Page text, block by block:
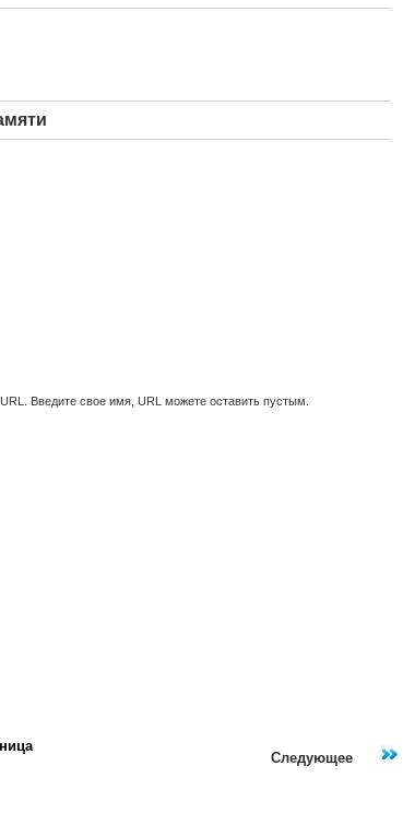
Введите свое имя, URL можете оставить пустым.
Следующее